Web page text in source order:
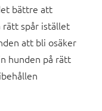
bättre att
rätt spår istället
att bli osäker
hunden på rätt